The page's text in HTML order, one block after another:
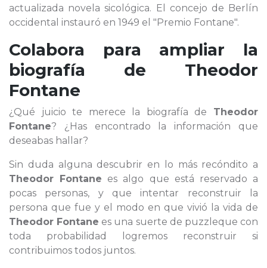
actualizada novela sicológica. El concejo de Berlín
occidental instauró en 1949 el "Premio Fontane".
Colabora para ampliar la
biografía de Theodor
Fontane
¿Qué juicio te merece la biografía de Theodor
Fontane? ¿Has encontrado la información que
deseabas hallar?
Sin duda alguna descubrir en lo más recóndito a
Theodor Fontane es algo que está reservado a
pocas personas, y que intentar reconstruir la
persona que fue y el modo en que vivió la vida de
Theodor Fontane es una suerte de puzzleque con
toda probabilidad logremos reconstruir si
contribuimos todos juntos.